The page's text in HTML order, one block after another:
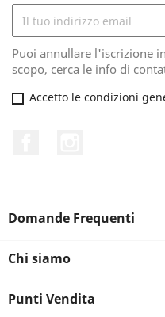
Puoi annullare l'iscrizione
scopo, cerca le info di
Accetto le condizioni
Domande Frequenti
Chi siamo
Punti Vendita